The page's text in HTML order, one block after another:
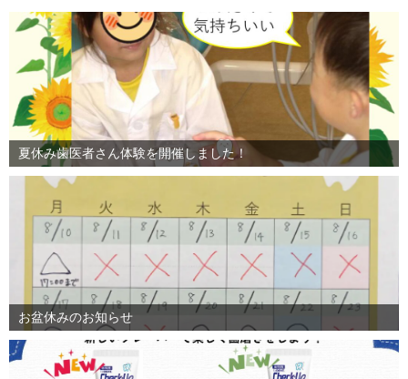
夏休み歯医者さん体験を開催しました！
お盆休みのお知らせ